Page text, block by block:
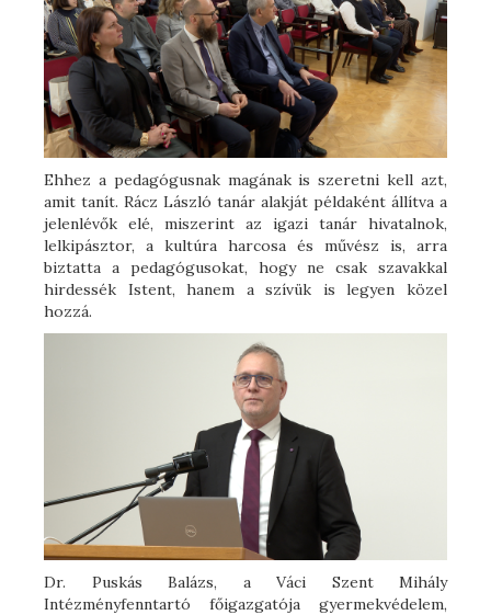
Ehhez a pedagógusnak magának is szeretni kell azt,
amit tanít. Rácz László tanár alakját példaként állítva a
jelenlévők elé, miszerint az igazi tanár hivatalnok,
lelkipásztor, a kultúra harcosa és művész is, arra
biztatta a pedagógusokat, hogy ne csak szavakkal
hirdessék Istent, hanem a szívük is legyen közel
hozzá.
Dr. Puskás Balázs, a Váci Szent Mihály
Intézményfenntartó főigazgatója gyermekvédelem,